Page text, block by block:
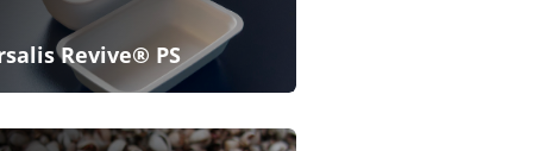
Revive® PS